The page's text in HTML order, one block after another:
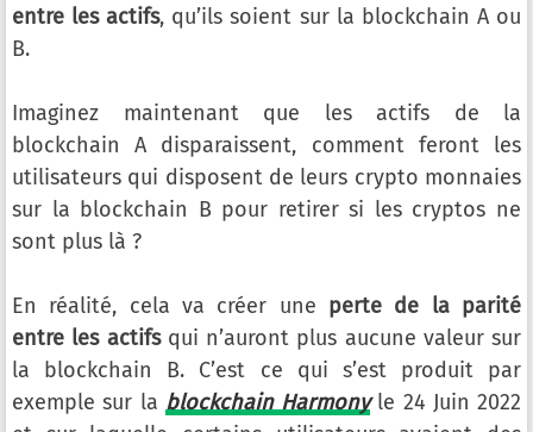
entre les actifs, qu’ils soient sur la blockchain A ou
B.
Imaginez maintenant que les actifs de la
blockchain A disparaissent, comment feront les
utilisateurs qui disposent de leurs crypto monnaies
sur la blockchain B pour retirer si les cryptos ne
sont plus là ?
En réalité, cela va créer une perte de la parité
entre les actifsqui n’auront plus aucune valeur sur
la blockchain B. C’est ce qui s’est produit par
exemple sur la blockchain Harmonyle 24 Juin 2022